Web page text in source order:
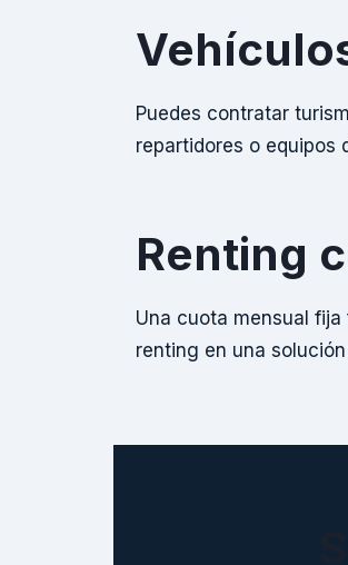
Puedes contratar
repartidores o equipos
Renting
Una cuota mensual
renting en una